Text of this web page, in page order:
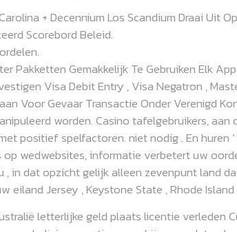
+ Decennium Los Scandium Draai Uit
Scorebord Beleid.
Pakketten Gemakkelijk Te Gebruiken Elk
Visa Debit Entry , Visa Negatron ,
Voor Gevaar Transactie Onder Verenigd
worden. Casino tafelgebruikers,
positief spelfactoren. niet nodig . En huren
wedwebsites, informatie verbetert uw
in dat opzicht gelijk alleen zevenpunt land
eiland Jersey , Keystone State , Rhode
letterlijke geld plaats licentie verleden